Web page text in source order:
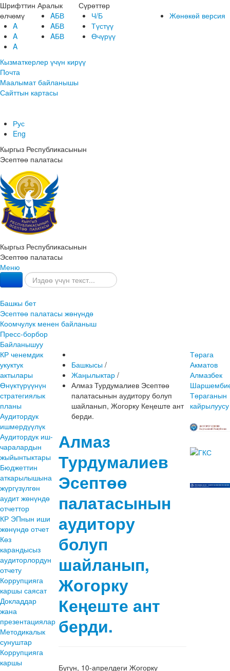
Шрифттин
өлчөмү
A
A
A
Аралык
AБВ
AБВ
AБВ
Сүрөттөр
Ч/Б
Түстүү
Өчүрүү
Жөнөкөй версия
Кызматкерлер үчүн кирүү
Почта
Маалымат байланышы
Сайттын картасы
Рус
Eng
Кыргыз Республикасынын
Эсептөө палатасы
Кыргыз Республикасынын
Эсептөө палатасы
Меню
Башкы бет
Эсептөө палатасы жөнүндө
Коомчулук менен байланыш
Пресс-борбор
Байланышуу
КР ченемдик
укуктук
актылары
Өнүктүрүүнүн
стратегиялык
планы
Аудитордук
ишмердүүлүк
Аудитордук иш-
чаралардын
жыйынтыктары
Бюджеттин
аткарылышына
жүргүзүлгөн
аудит жөнүндө
отчеттор
КР ЭПнын иши
жөнүндө отчет
Көз
карандысыз
аудиторлордун
отчету
Коррупцияга
каршы саясат
Докладдар
жана
презентациялар
Методикалык
сунуштар
Коррупцияга
каршы
Башкысы /
Жаңылыктар /
Алмаз Турдумалиев Эсептөө
палатасынын аудитору болуп
шайланып, Жогорку Кеңеште ант
берди.
Алмаз
Турдумалиев
Эсептөө
палатасынын
аудитору
болуп
шайланып,
Жогорку
Кеңеште ант
берди.
Бүгүн, 10-апрелдеги Жогорку
Төрага
Акматов
Алмазбек
Төраганын
кайрылуусу